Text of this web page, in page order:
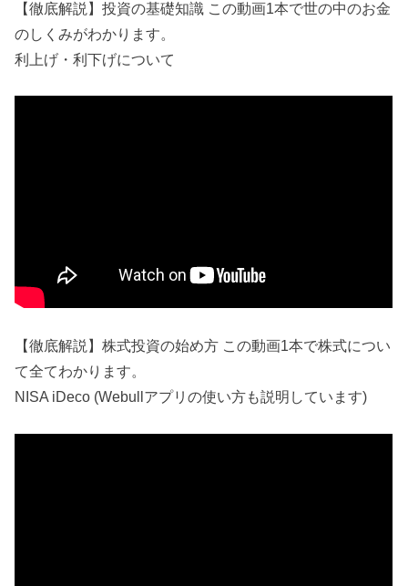
【徹底解説】投資の基礎知識 この動画1本で世の中のお金
のしくみがわかります。
利上げ・利下げについて
【徹底解説】株式投資の始め方 この動画1本で株式につい
て全てわかります。
NISA iDeco (Webullアプリの使い方も説明しています)